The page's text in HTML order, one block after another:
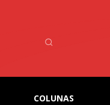
COLUNAS